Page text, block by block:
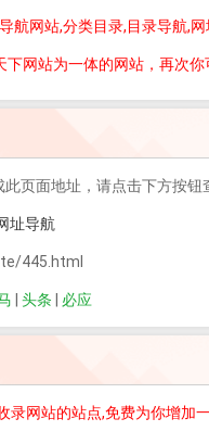
航网站,分类目录,目录导航,
下网站为一体的网站，再次
页面地址，请点击下方按钮
址导航
445.html
头条 必应
录网站的站点,免费为你增加